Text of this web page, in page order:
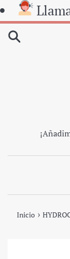
Ir
directamente
contenido
Inicio ›